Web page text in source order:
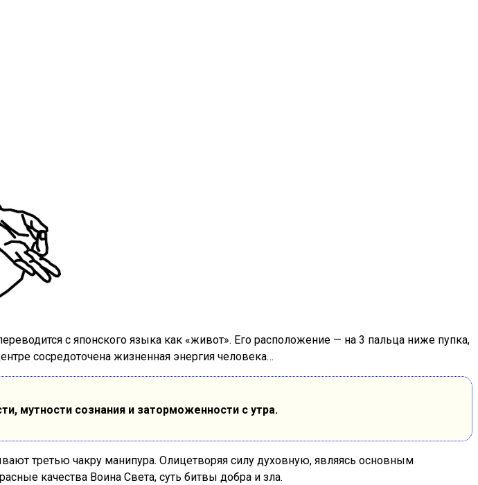
с японского языка как «живот». Его расположение — на 3 пальца ниже пупка,
сосредоточена жизненная энергия человека…
мутности сознания и заторможенности с утра.
третью чакру манипура. Олицетворяя силу духовную, являясь основным
качества Воина Света, суть битвы добра и зла.